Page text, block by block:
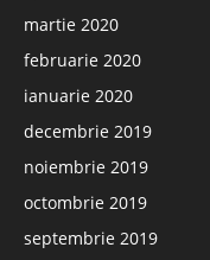
martie 2020
februarie 2020
ianuarie 2020
decembrie 2019
noiembrie 2019
octombrie 2019
septembrie 2019